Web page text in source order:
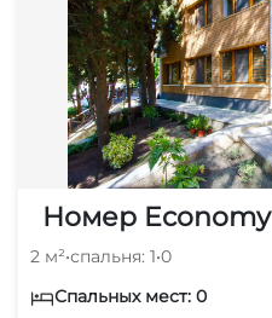
Номер Economy
2 м²•спальня: 1•0
Спальных мест: 0